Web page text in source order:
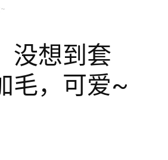
没想到套
毛，可爱~